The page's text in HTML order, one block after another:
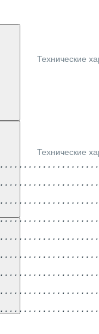
Технические
Технические